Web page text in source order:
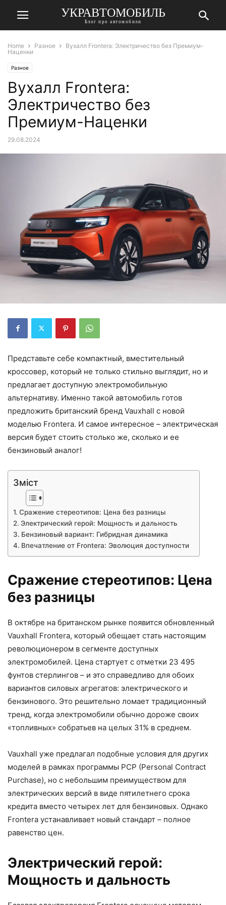
УКРАВТОМОБИЛЬ
Блог про автомобили
Home Разное
Вухалл Frontera: Электричество без Премиум-
Наценки
Разное
Вухалл Frontera:
Электричество без
Премиум-Наценки
29.08.2024
Представьте себе компактный, вместительный
кроссовер, который не только стильно выглядит, но и
предлагает доступную электромобильную
альтернативу. Именно такой автомобиль готов
предложить британский бренд Vauxhall с новой
моделью Frontera. И самое интересное – электрическая
версия будет стоить столько же, сколько и ее
бензиновый аналог!
Зміст
Сражение стереотипов: Цена без разницы
Электрический герой: Мощность и дальность
Бензиновый вариант: Гибридная динамика
Впечатление от Frontera: Эволюция доступности
Сражение стереотипов: Цена
без разницы
В октябре на британском рынке появится обновленный
Vauxhall Frontera, который обещает стать настоящим
революционером в сегменте доступных
электромобилей. Цена стартует с отметки 23 495
фунтов стерлингов – и это справедливо для обоих
вариантов силовых агрегатов: электрического и
бензинового. Это решительно ломает традиционный
тренд, когда электромобили обычно дороже своих
«топливных» собратьев на целых 31% в среднем.
Vauxhall уже предлагал подобные условия для других
моделей в рамках программы PCP (Personal Contract
Purchase), но с небольшим преимуществом для
электрических версий в виде пятилетнего срока
кредита вместо четырех лет для бензиновых. Однако
Frontera устанавливает новый стандарт – полное
равенство цен.
Электрический герой:
Мощность и дальность